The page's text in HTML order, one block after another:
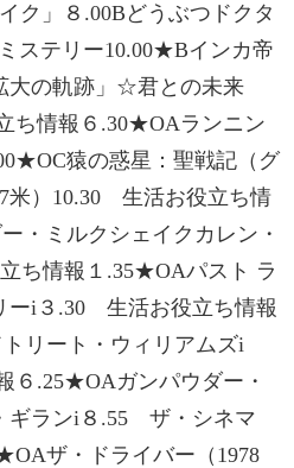
ク」８.00Bどうぶつドクタ
ステリー10.00★Bインカ帝
大の軌跡」☆君との未来
情報６.30★OAランニン
猿の惑星：聖戦記（グ
米）10.30 生活お役立ち情
・ミルクシェイクカレン・
ち情報１.35★OAパスト ラ
ーi３.30 生活お役立ち情報
リート・ウィリアムズi
６.25★OAガンパウダー・
ギランi８.55 ザ・シネマ
ザ・ドライバー（1978